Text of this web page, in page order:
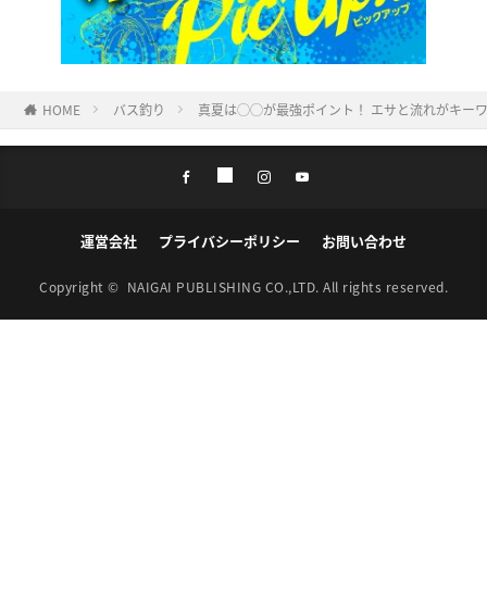
HOME バス釣り 真夏は◯◯が最強ポイント！ エサと流れがキー
運営会社 プライバシーポリシー お問い合わせ
Copyright © NAIGAI PUBLISHING CO.,LTD. All rights reserved.